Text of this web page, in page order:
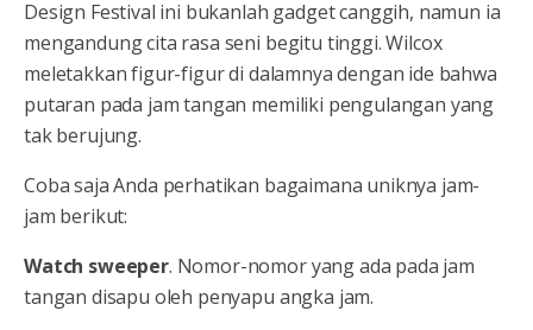
Design Festival ini bukanlah gadget canggih, namun ia
mengandung cita rasa seni begitu tinggi. Wilcox
meletakkan figur-figur di dalamnya dengan ide bahwa
putaran pada jam tangan memiliki pengulangan yang
tak berujung.
Coba saja Anda perhatikan bagaimana uniknya jam-
jam berikut:
Watch sweeper. Nomor-nomor yang ada pada jam
tangan disapu oleh penyapu angka jam.